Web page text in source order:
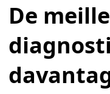
De